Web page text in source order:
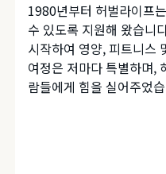
1980년부터 허벌라이프
수 있도록 지원해 왔습니
시작하여 영양, 피트니스
여정은 저마다 특별하며,
람들에게 힘을 실어주었